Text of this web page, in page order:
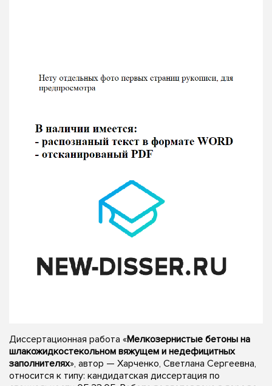
Диссертационная работа «Мелкозернистые бетоны на
шлакожидкостекольном вяжущем и недефицитных
заполнителях», автор — Харченко, Светлана Сергеевна,
относится к типу: кандидатская диссертация по